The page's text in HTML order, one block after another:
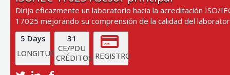
Dirija eficazmente un laboratorio hacia la acreditación ISO/
17025 mejorando su comprensión de la calidad del
5 Days
LONGITUD
31
CE/PDU
CRÉDITOS REGISTRO